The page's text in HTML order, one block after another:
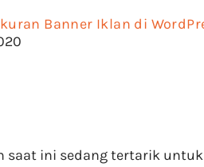
Banner Iklan di
saat ini sedang tertarik